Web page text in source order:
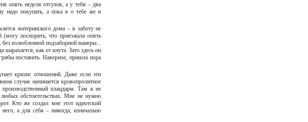
опять неделя отгулов, а у тебя – два
надо покупать, а пока я о тебе же и
материнского дома – в заботу не
поспорить, что приезжала опять
без излюбленной подзаборной манеры...
как от кнута. Зато здесь он
поставить. Наверное, пришла пора
кризис отношений. Даже если эти
случае начинается кровопролитное
производственный плацдарм. Там я не
обстоятельствах. Мне не нужно
Кто же создал мне этот идиотский
а для себя – никогда, изначально